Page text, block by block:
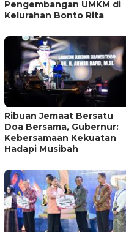
Pengembangan UMKM di
Kelurahan Bonto Rita
Ribuan Jemaat Bersatu
Doa Bersama, Gubernur:
Kebersamaan Kekuatan
Hadapi Musibah